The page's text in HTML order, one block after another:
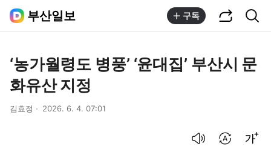
부산일보 구독
‘농가월령도 병풍’ ‘윤대집’ 부산시 문
화유산 지정
김효정 2026. 6. 4. 07:01